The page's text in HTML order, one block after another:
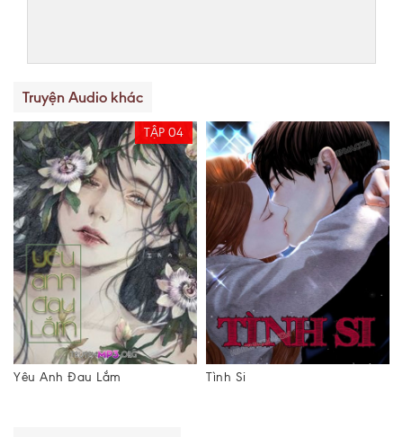
Truyện Audio khác
TẬP 04
Yêu Anh Đau Lắm Tình Si